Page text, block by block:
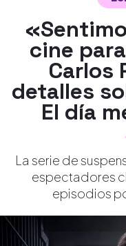
cine
Carlos
detalles
El día
La serie de
espectadores
episodios